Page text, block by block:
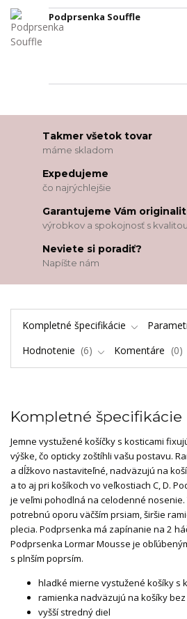
Podprsenka Souffle
Takmer všetok tovar
máme skladom
Expedujeme
čo najrýchlejšie
Garantujeme Vám
výrobkov a spokojnosť s kvalitou
Neviete si poradiť?
Napíšte nám
Kompletné špecifikácie
Hodnotenie
6 Komentáre 0
Kompletné špecifikácie
Jemne vystužené košíčky s kosticami
výške, čo opticky zoštíhli vašu postavu.
a dĺžkovo nastaviteľné, nadväzujú na
a to aj pri košíkoch vo veľkostiach C, D.
je veľmi pohodlná na celodenné
potrebnú oporu väčším prsiam, širšie
plecia. Podprsenka má zapínanie na 2
Podprsenka Lormar Mousse je
s plnším poprsím.
hladké mierne vystužené košíky s
ramienka nadväzujú na košíky
vyšší stredný diel